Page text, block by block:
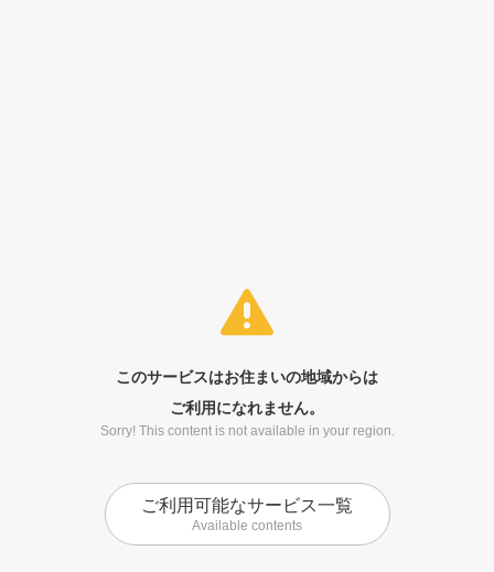
このサービスはお住まいの地域からは
ご利用になれません。
Sorry! This content is not available in your region.
ご利用可能なサービス一覧
Available contents